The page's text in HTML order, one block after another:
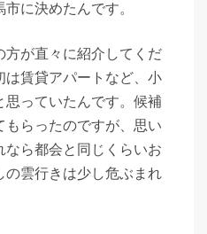
に決めたんです。
方が直々に紹介してくだ
は賃貸アパートなど、小
思っていたんです。候補
らったのですが、思い
ら都会と同じくらいお
の雲行きは少し危ぶまれ